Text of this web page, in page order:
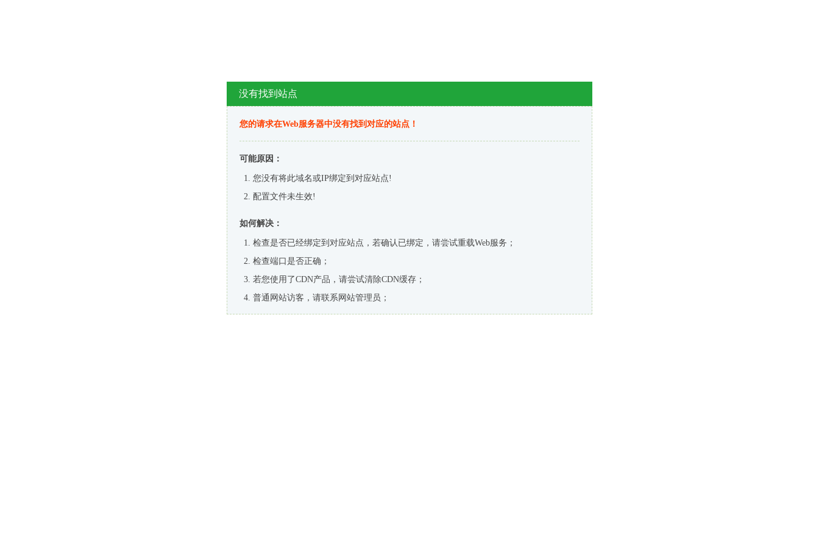
没有找到站点
您的请求在Web服务器中没有找到对应的站点！
可能原因：
您没有将此域名或IP绑定到对应站点!
配置文件未生效!
如何解决：
检查是否已经绑定到对应站点，若确认已绑定，请尝试重载Web服务；
检查端口是否正确；
若您使用了CDN产品，请尝试清除CDN缓存；
普通网站访客，请联系网站管理员；